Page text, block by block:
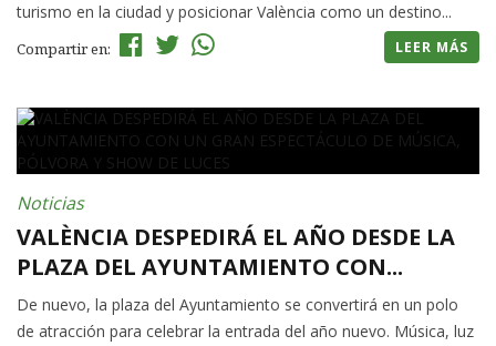
turismo en la ciudad y posicionar València como un destino...
Compartir en: LEER MÁS
Noticias
VALÈNCIA DESPEDIRÁ EL AÑO DESDE LA
PLAZA DEL AYUNTAMIENTO CON...
De nuevo, la plaza del Ayuntamiento se convertirá en un polo
de atracción para celebrar la entrada del año nuevo. Música, luz